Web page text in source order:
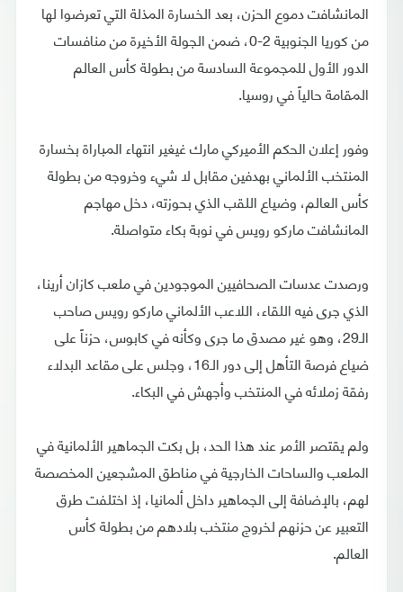
المانشافت دموع الحزن، بعد الخسارة المذلة التي تعرضوا لها
من كوريا الجنوبية 2-0، ضمن الجولة الأخيرة من منافسات
الدور الأول للمجموعة السادسة من بطولة كأس العالم
المقامة حالياً في روسيا.
وفور إعلان الحكم الأميركي مارك غيغير انتهاء المباراة بخسارة
المنتخب الألماني بهدفين مقابل لا شيء وخروجه من بطولة
كأس العالم، وضياع اللقب الذي بحوزته، دخل مهاجم
المانشافت ماركو رويس في نوبة بكاء متواصلة.
ورصدت عدسات الصحافيين الموجودين في ملعب كازان أرينا،
الذي جرى فيه اللقاء، اللاعب الألماني ماركو رويس صاحب
الـ29، وهو غير مصدق ما جرى وكأنه في كابوس، حزناً على
ضياع فرصة التأهل إلى دور الـ16، وجلس على مقاعد البدلاء
رفقة زملائه في المنتخب وأجهش في البكاء.
ولم يقتصر الأمر عند هذا الحد، بل بكت الجماهير الألمانية في
الملعب والساحات الخارجية في مناطق المشجعين المخصصة
لهم، بالإضافة إلى الجماهير داخل ألمانيا، إذ اختلفت طرق
التعبير عن حزنهم لخروج منتخب بلادهم من بطولة كأس
العالم.